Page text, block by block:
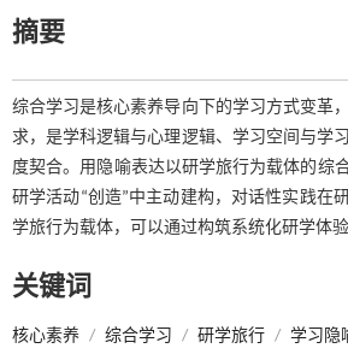
摘要
综合学习是核心素养导向下的学习方式变革
求，是学科逻辑与心理逻辑、学习空间与学
度契合。用隐喻表达以研学旅行为载体的综
研学活动“创造”中主动建构，对话性实践在
学旅行为载体，可以通过构筑系统化研学体
关键词
核心素养 / 综合学习 / 研学旅行 / 学习隐